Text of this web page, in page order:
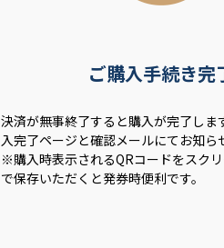
ご購入手続き完
決済が無事終了すると購入が完了しま
入完了ページと確認メールにてお知ら
※購入時表示されるQRコードをスク
で保存いただくと発券時便利です。